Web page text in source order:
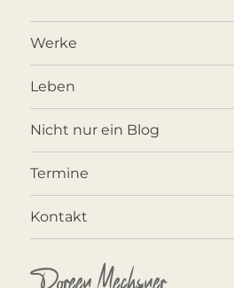
Werke
Leben
Nicht nur ein Blog
Termine
Kontakt